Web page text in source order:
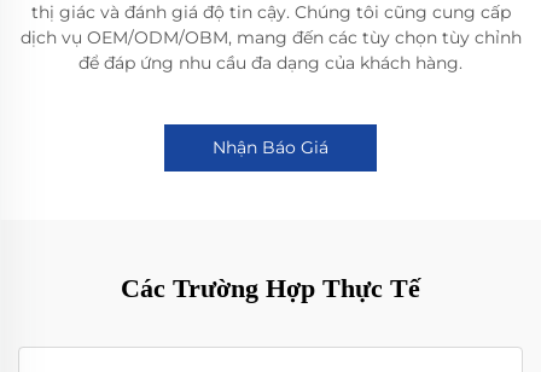
thị giác và đánh giá độ tin cậy. Chúng tôi cũng cung cấp
dịch vụ OEM/ODM/OBM, mang đến các tùy chọn tùy chỉnh
để đáp ứng nhu cầu đa dạng của khách hàng.
Nhận Báo Giá
Các Trường Hợp Thực Tế